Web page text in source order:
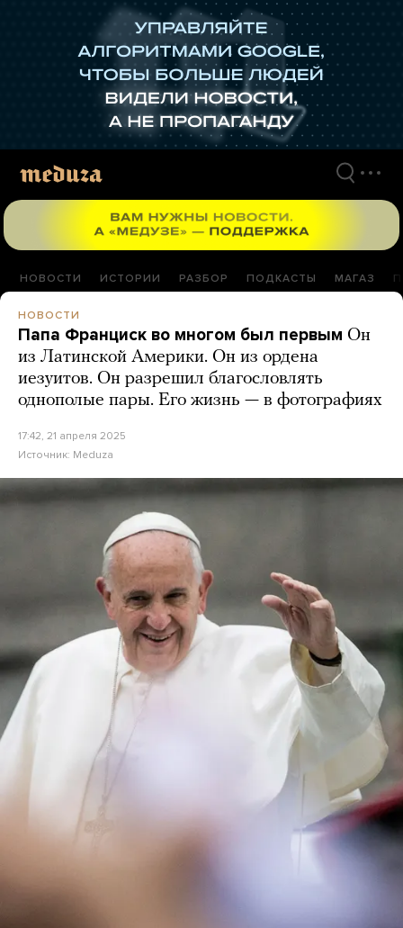
НОВОСТИ ИСТОРИИ РАЗБОР ПОДКАСТЫ МАГАЗ
НОВОСТИ
Папа Франциск во многом был первым Он
из Латинской Америки. Он из ордена
иезуитов. Он разрешил благословлять
однополые пары. Его жизнь — в фотографиях
17:42, 21 апреля 2025
Источник: Meduza